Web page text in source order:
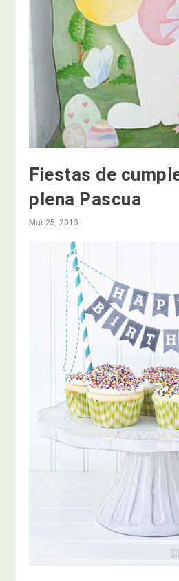
Fiestas de
plena Pascua
Mar 25, 2013